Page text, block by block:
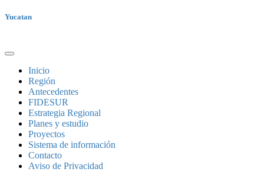
Yucatan
Inicio
Región
Antecedentes
FIDESUR
Estrategia Regional
Planes y estudio
Proyectos
Sistema de información
Contacto
Aviso de Privacidad